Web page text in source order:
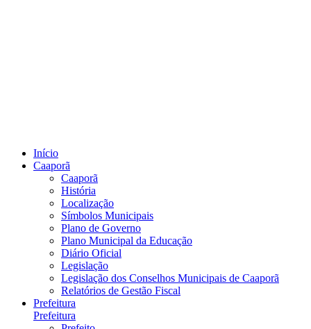
Início
Caaporã
Caaporã
História
Localização
Símbolos Municipais
Plano de Governo
Plano Municipal da Educação
Diário Oficial
Legislação
Legislação dos Conselhos Municipais de Caaporã
Relatórios de Gestão Fiscal
Prefeitura
Prefeitura